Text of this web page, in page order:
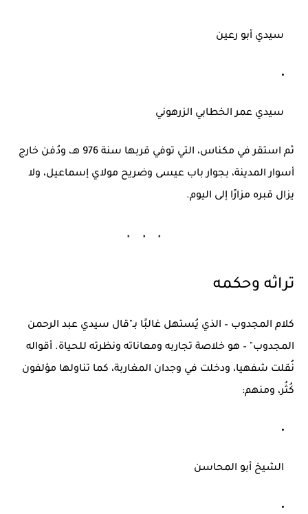
سيدي أبو رعين
سيدي عمر الخطابي الزرهوني
ثم استقر في مكناس، التي توفي قربها سنة 976 هـ
، ودُفن خارج
أسوار المدينة، بجوار باب عيسى وضريح مولاي إسماعيل، ولا
يزال قبره مزارًا إلى اليوم.
تراثه وحكمه
كلام المجدوب – الذي يُستهل غالبًا بـ"قال سيدي عبد الرحمن
المجدوب" – هو خلاصة تجاربه ومعاناته ونظرته للحياة. أقواله
نُقلت شفهيا، ودخلت في وجدان المغاربة، كما تناولها مؤلفون
كُثُر، ومنهم:
الشيخ أبو المحاسن